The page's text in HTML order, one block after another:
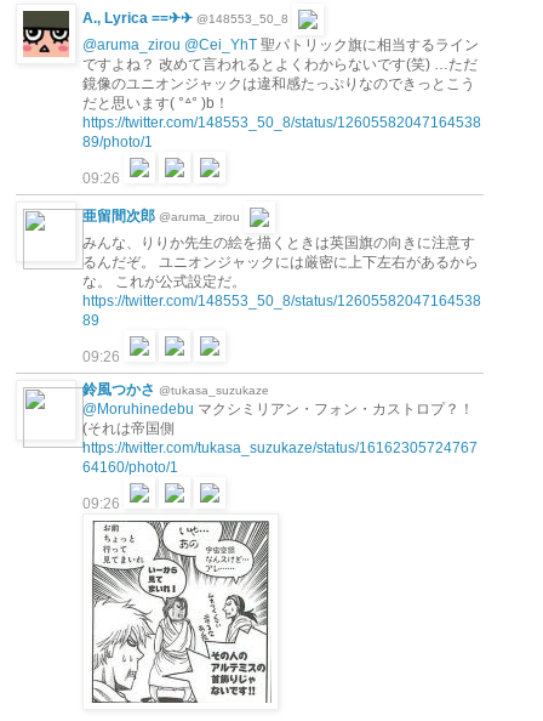
A., Lyrica ==✈︎✈︎ @148553_50_8
@aruma_zirou @Cei_YhT 聖パトリック旗に相当するライン
ですよね？ 改めて言われるとよくわからないです(笑) …ただ
鏡像のユニオンジャックは違和感たっぷりなのできっとこう
だと思います( °꒫° )b！
https://twitter.com/148553_50_8/status/12605582047164538
89/photo/1
09:26
亜留間次郎 @aruma_zirou
みんな、りりか先生の絵を描くときは英国旗の向きに注意す
るんだぞ。 ユニオンジャックには厳密に上下左右があるから
な。 これが公式設定だ。
https://twitter.com/148553_50_8/status/12605582047164538
89
09:26
鈴風つかさ @tukasa_suzukaze
@Moruhinedebu マクシミリアン・フォン・カストロプ？！
(それは帝国側
https://twitter.com/tukasa_suzukaze/status/16162305724767
64160/photo/1
09:26